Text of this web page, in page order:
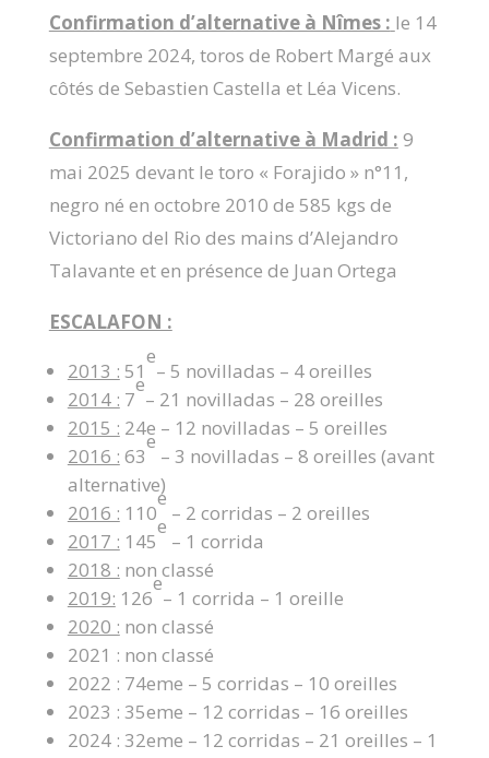
Confirmation d’alternative à Nîmes : le 14
septembre 2024, toros de Robert Margé aux
côtés de Sebastien Castella et Léa Vicens.
Confirmation d’alternative à Madrid : 9
mai 2025 devant le toro « Forajido » n°11,
negro né en octobre 2010 de 585 kgs de
Victoriano del Rio des mains d’Alejandro
Talavante et en présence de Juan Ortega
ESCALAFON :
2013 : 51
e
– 5 novilladas – 4 oreilles
2014 : 7
e
– 21 novilladas – 28 oreilles
2015 : 24e – 12 novilladas – 5 oreilles
2016 : 63
e
– 3 novilladas – 8 oreilles (avant
alternative)
2016 : 110
e
– 2 corridas – 2 oreilles
2017 : 145
e
– 1 corrida
2018 : non classé
2019: 126
e
– 1 corrida – 1 oreille
2020 : non classé
2021 : non classé
2022 : 74eme – 5 corridas – 10 oreilles
2023 : 35eme – 12 corridas – 16 oreilles
2024 : 32eme – 12 corridas – 21 oreilles – 1